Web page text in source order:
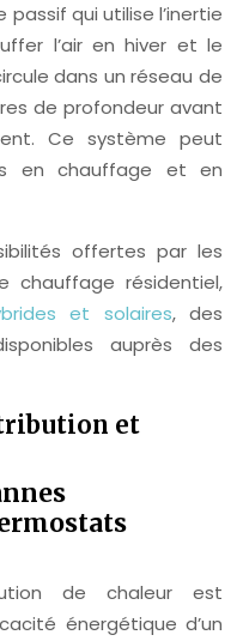
qui utilise l’inertie
l’air en hiver et le
dans un réseau de
de profondeur avant
Ce système peut
en chauffage et en
offertes par les
chauffage résidentiel,
et solaires, des
auprès des
et
de chaleur est
énergétique d’un